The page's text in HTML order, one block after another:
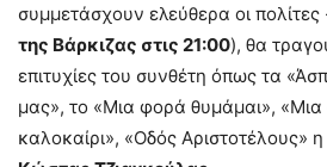
συμμετάσχουν ελεύθερα οι πολίτες
της Βάρκιζας στις 21:00), θα
επιτυχίες του συνθέτη όπως τα
μας», το «Μια φορά θυμάμαι», «Μια
καλοκαίρι», «Οδός Αριστοτέλους» η